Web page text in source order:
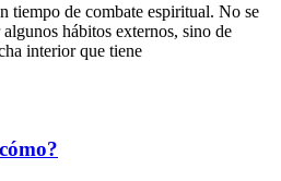
tiempo de combate espiritual. No se
hábitos externos, sino de
interior que tiene